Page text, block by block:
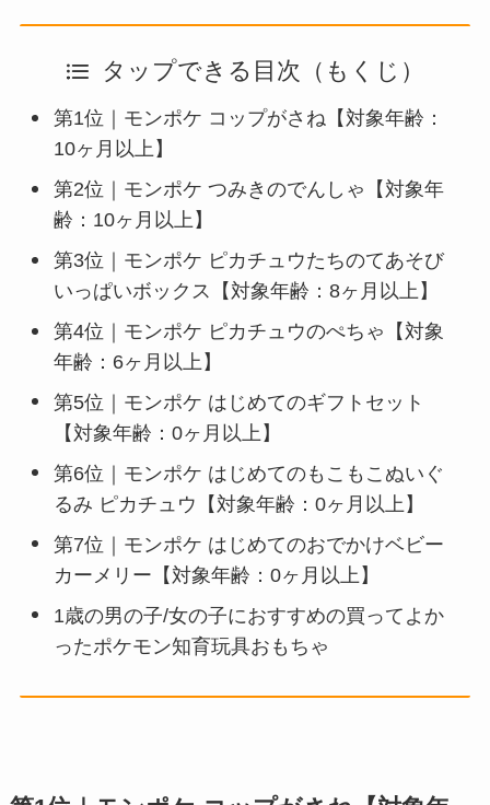
タップできる目次（もくじ）
第1位｜モンポケ コップがさね【対象年齢：
10ヶ月以上】
第2位｜モンポケ つみきのでんしゃ【対象年
齢：10ヶ月以上】
第3位｜モンポケ ピカチュウたちのてあそび
いっぱいボックス【対象年齢：8ヶ月以上】
第4位｜モンポケ ピカチュウのぺちゃ【対象
年齢：6ヶ月以上】
第5位｜モンポケ はじめてのギフトセット
【対象年齢：0ヶ月以上】
第6位｜モンポケ はじめてのもこもこぬいぐ
るみ ピカチュウ【対象年齢：0ヶ月以上】
第7位｜モンポケ はじめてのおでかけベビー
カーメリー【対象年齢：0ヶ月以上】
1歳の男の子/女の子におすすめの買ってよか
ったポケモン知育玩具おもちゃ